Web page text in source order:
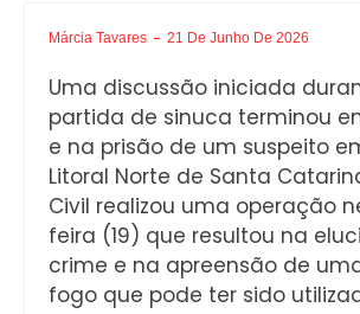
Márcia Tavares 21 De Junho De 2026
Uma discussão iniciada
partida de sinuca terminou
e na prisão de um suspeito
Litoral Norte de Santa
Civil realizou uma operação
feira (19) que resultou na
crime e na apreensão de
fogo que pode ter sido